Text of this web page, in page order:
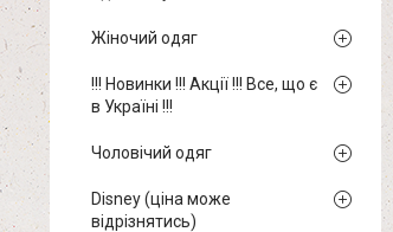
Жіночий одяг
!!! Новинки !!! Акції !!! Все, що є
в Україні !!!
Чоловічий одяг
Disney (ціна може
відрізнятись)